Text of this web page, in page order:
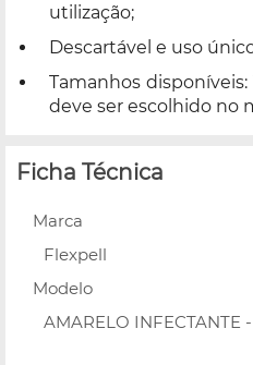
utilização;
Descartável e uso
Tamanhos disponíveis:
deve ser escolhido no
Ficha Técnica
Marca
Flexpell
Modelo
AMARELO INFECTANTE